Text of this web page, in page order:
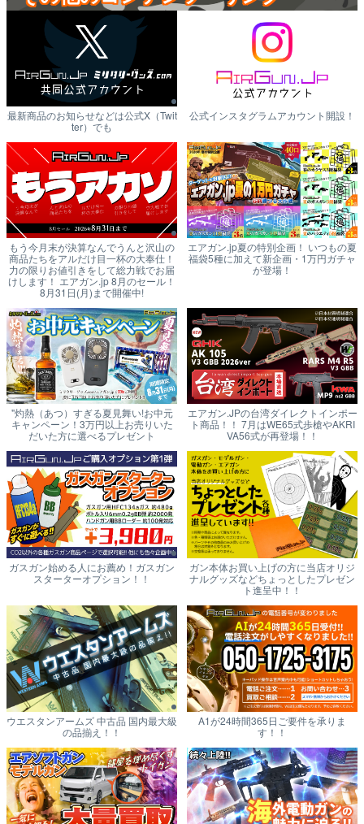
最新商品のお知らせなどは公式X（Twit
ter）でも
公式インスタグラムアカウント開設！
もう今月末が決算なんでうんと沢山の
商品たちをアルだけ目一杯の大奉仕！
力の限りお値引きをして総力戦でお届
けします！ エアガン.jp 8月のセール！
8月31日(月)まで開催中!
エアガン.jp夏の特別企画！ いつもの夏
福袋5種に加えて新企画・1万円ガチャ
が登場！
"灼熱（あつ）すぎる夏見舞い!お中元
キャンペーン！3万円以上お売りいた
だいた方に選べるプレゼント
エアガン.JPの台湾ダイレクトインポー
ト商品！！ 7月はWE65式歩槍やAKRI
VA56式が再登場！！
ガスガン始める人にお薦め！ガスガン
スターターオプション！！
ガン本体お買い上げの方に当店オリジ
ナルグッズなどちょっとしたプレゼン
ト進呈中！！
ウエスタンアームズ 中古品 国内最大級
の品揃え！！
A1が24時間365日ご要件を承りま
す！！